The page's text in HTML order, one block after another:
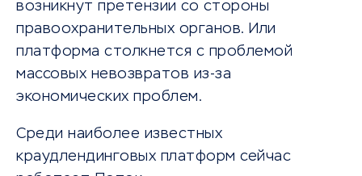
возникнут претензии со стороны
правоохранительных органов. Или
платформа столкнется с проблемой
массовых невозвратов из-за
экономических проблем.
Среди наиболее известных
краудлендинговых платформ сейчас